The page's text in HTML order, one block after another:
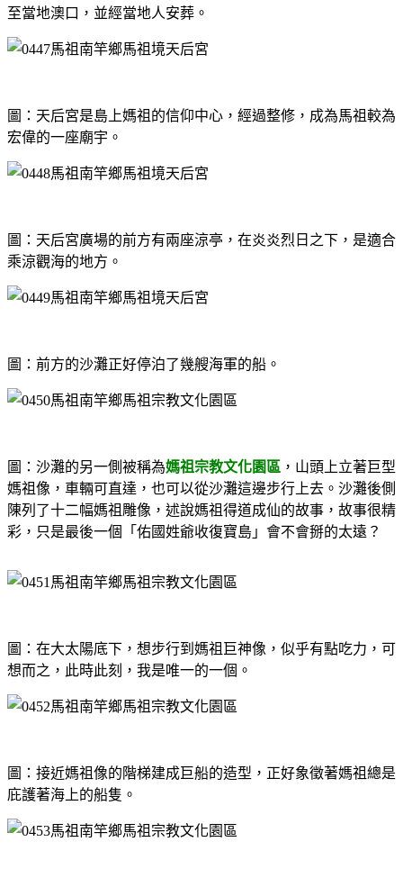
至當地澳口，並經當地人安葬。
圖：天后宮是島上媽祖的信仰中心，經過整修，成為馬祖較為
宏偉的一座廟宇。
圖：天后宮廣場的前方有兩座涼亭，在炎炎烈日之下，是適合
乘涼觀海的地方。
圖：前方的沙灘正好停泊了幾艘海軍的船。
圖：沙灘的另一側被稱為媽祖宗教文化園區 ，山頭上立著巨型
媽祖像，車輛可直達，也可以從沙灘這邊步行上去。沙灘後側
陳列了十二幅媽祖雕像，述說媽祖得道成仙的故事，故事很精
彩，只是最後一個「佑國姓爺收復寶島」會不會掰的太遠？
圖：在大太陽底下，想步行到媽祖巨神像，似乎有點吃力，可
想而之，此時此刻，我是唯一的一個。
圖：接近媽祖像的階梯建成巨船的造型，正好象徵著媽祖總是
庇護著海上的船隻。